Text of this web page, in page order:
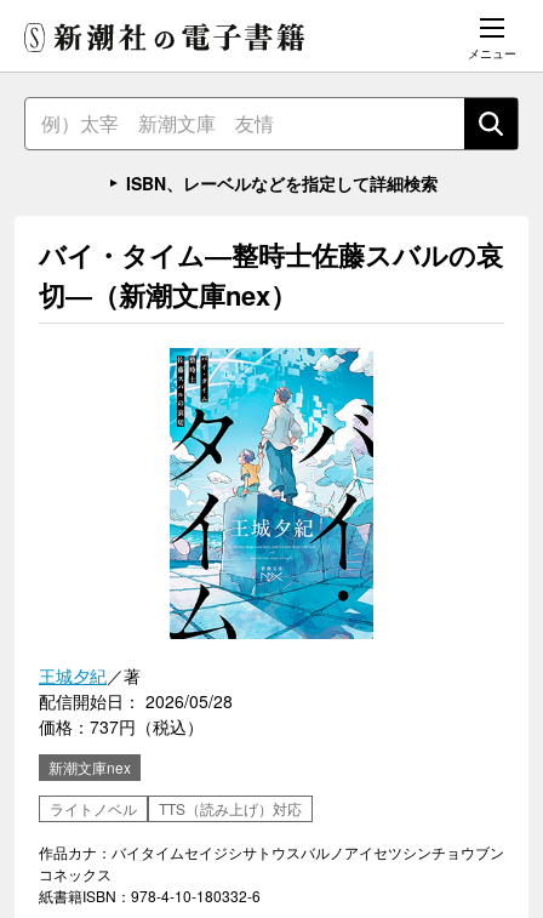
メニュー
ISBN、レーベルなどを指定して詳細検索
バイ・タイム―整時士佐藤スバルの哀
切―（新潮文庫nex）
王城夕紀／著
配信開始日： 2026/05/28
価格：737円（税込）
新潮文庫nex
ライトノベル
TTS（読み上げ）対応
作品カナ：バイタイムセイジシサトウスバルノアイセツシンチョウブン
コネックス
紙書籍ISBN：978-4-10-180332-6